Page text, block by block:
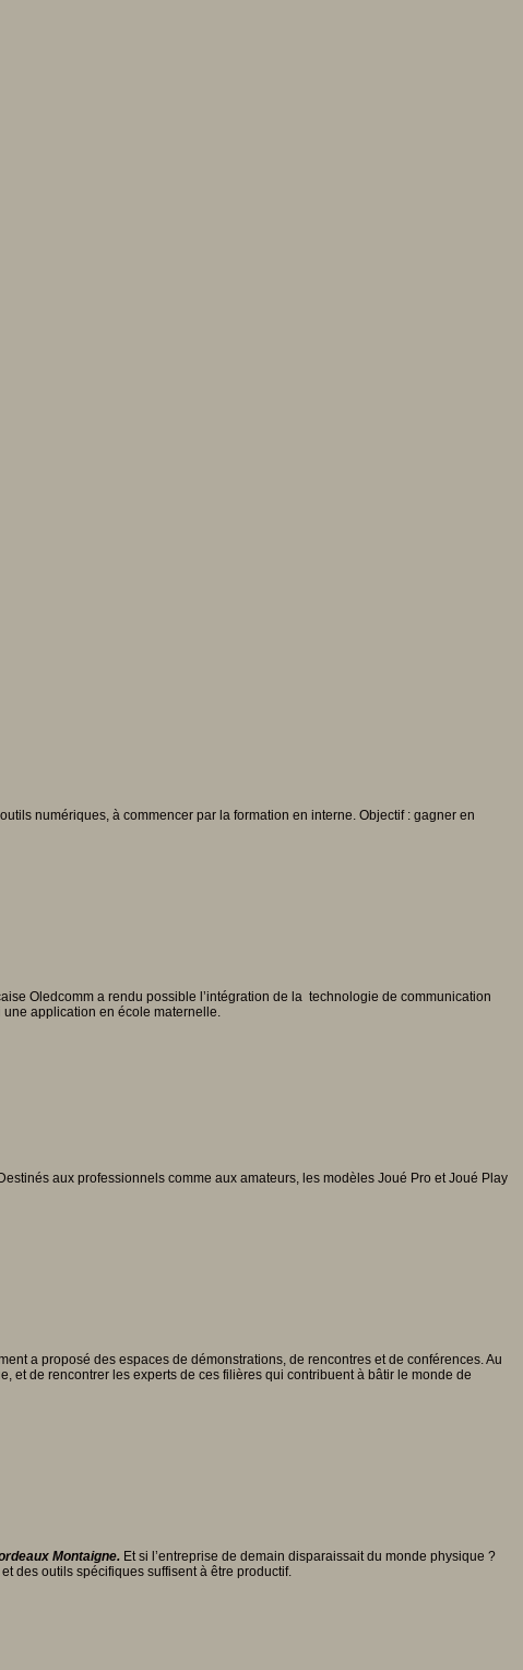
numériques, à commencer par la formation en interne. Objectif : gagner en
Oledcomm a rendu possible l’intégration de la technologie de communication
une application en école maternelle.
aux professionnels comme aux amateurs, les modèles Joué Pro et Joué Play
a proposé des espaces de démonstrations, de rencontres et de conférences. Au
et de rencontrer les experts de ces filières qui contribuent à bâtir le monde de
Montaigne. Et si l’entreprise de demain disparaissait du monde physique ?
des outils spécifiques suffisent à être productif.